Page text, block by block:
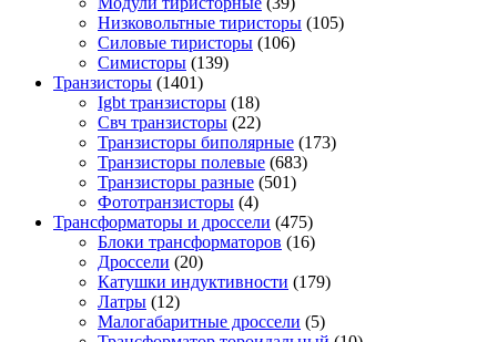
Низковольтные тиристоры (105)
Силовые тиристоры (106)
Симисторы (139)
Транзисторы (1401)
Igbt транзисторы (18)
Свч транзисторы (22)
Транзисторы биполярные (173)
Транзисторы полевые (683)
Транзисторы разные (501)
Фототранзисторы (4)
Трансформаторы и дроссели (475)
Блоки трансформаторов (16)
Дроссели (20)
Катушки индуктивности (179)
Латры (12)
Малогабаритные дроссели (5)